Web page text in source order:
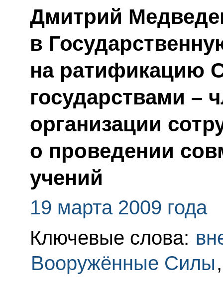
Дмитрий
в
на ратификацию
государствами –
организации
о проведении
учений
19 марта 2009 года
Ключевые слова:
Вооружённые Силы